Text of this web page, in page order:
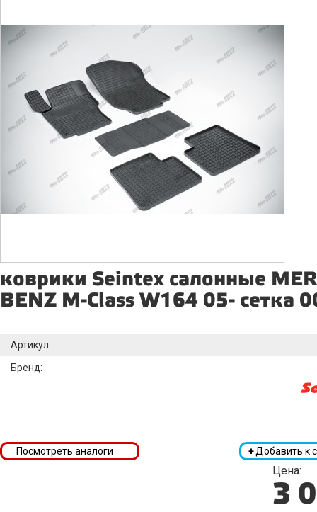
коврики Seintex салонные
BENZ M-Class W164 05- сетка
Артикул:
Бренд:
+Добавить к
Посмотреть аналоги
Цена:
3